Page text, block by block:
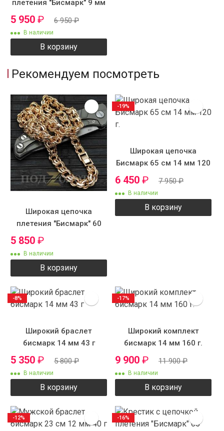
плетения "Бисмарк" 9 мм
5 950 ₽ 6 950₽
В наличии
В корзину
Рекомендуем посмотреть
Широкая цепочка
плетения "Бисмарк" 60
см 12 мм 105 г.
5 850 ₽
В наличии
В корзину
Широкая цепочка
Бисмарк 65 см 14 мм 120
6 450 ₽ 7 950₽
В наличии
В корзину
-19%
Широкий браслет
бисмарк 14 мм 43 г
5 350 ₽ 5 800₽
В наличии
В корзину
-8%
Широкий комплект
бисмарк 14 мм 160 г.
9 900 ₽ 11 900₽
В наличии
В корзину
-17%
-12% -16%